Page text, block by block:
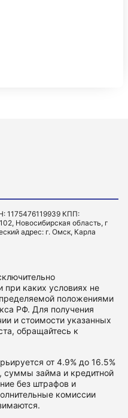
КПП:
Новосибирская область, г
адрес: г. Омск, Карла
каких условиях не
положениями
РФ. Для получения
и стоимости указанных
обращайтесь к
от 4.9% до 16.5%
суммы займа и кредитной
без штрафов и
комиссии